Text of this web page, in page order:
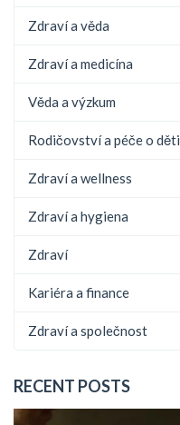
Zdraví a věda
Zdraví a medicína
Věda a výzkum
Rodičovství a péče o děti
Zdraví a wellness
Zdraví a hygiena
Zdraví
Kariéra a finance
Zdraví a společnost
RECENT POSTS